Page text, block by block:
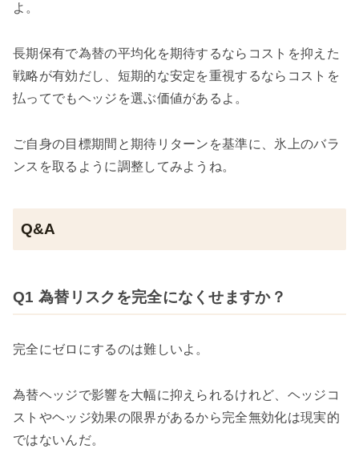
よ。
長期保有で為替の平均化を期待するならコストを抑えた
戦略が有効だし、短期的な安定を重視するならコストを
払ってでもヘッジを選ぶ価値があるよ。
ご自身の目標期間と期待リターンを基準に、氷上のバラ
ンスを取るように調整してみようね。
Q&A
Q1 為替リスクを完全になくせますか？
完全にゼロにするのは難しいよ。
為替ヘッジで影響を大幅に抑えられるけれど、ヘッジコ
ストやヘッジ効果の限界があるから完全無効化は現実的
ではないんだ。